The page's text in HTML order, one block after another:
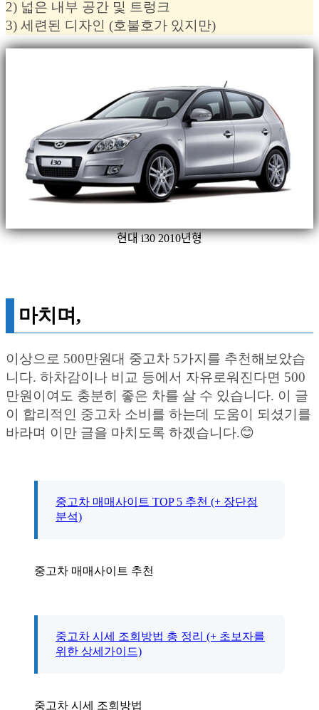
2) 넓은 내부 공간 및 트렁크
3) 세련된 디자인 (호불호가 있지만)
현대 i30 2010년형
마치며,
이상으로 500만원대 중고차 5가지를 추천해보았습
니다. 하차감이나 비교 등에서 자유로워진다면 500
만원이여도 충분히 좋은 차를 살 수 있습니다. 이 글
이 합리적인 중고차 소비를 하는데 도움이 되셨기를
바라며 이만 글을 마치도록 하겠습니다.😊
중고차 매매사이트 TOP 5 추천 (+ 장단점
분석)
중고차 매매사이트 추천
중고차 시세 조회방법 총 정리 (+ 초보자를
위한 상세가이드)
중고차 시세 조회방법